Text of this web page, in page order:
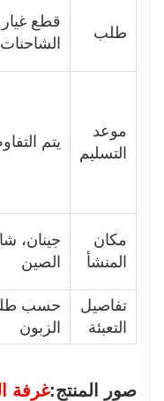
طلب
قطع غيار
موعد
التسليم
يتم
مكان
المنشأ
جينان،
الصين
تفاصيل
التعبئة
حسب
الزبون
صور المنتج: